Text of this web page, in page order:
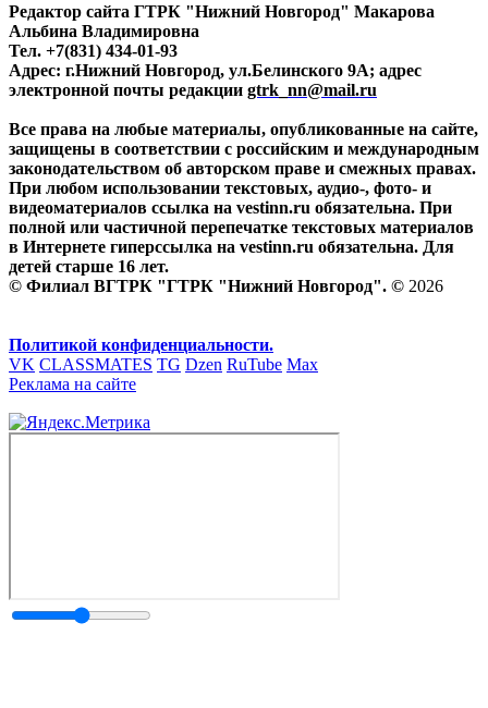
Редактор сайта ГТРК "Нижний Новгород" Макарова
Альбина Владимировна
Тел. +7(831) 434-01-93
Адрес: г.Нижний Новгород, ул.Белинского 9А; адрес
электронной почты редакции gtrk_nn@mail.ru
Все права на любые материалы, опубликованные на сайте,
защищены в соответствии с российским и международным
законодательством об авторском праве и смежных правах.
При любом использовании текстовых, аудио-, фото- и
видеоматериалов ссылка на vestinn.ru обязательна. При
полной или частичной перепечатке текстовых материалов
в Интернете гиперссылка на vestinn.ru обязательна. Для
детей старше 16 лет.
© Филиал ВГТРК "ГТРК "Нижний Новгород". © 2026
Политикой конфиденциальности.
VK CLASSMATES TG Dzen RuTube Max
Реклама на сайте